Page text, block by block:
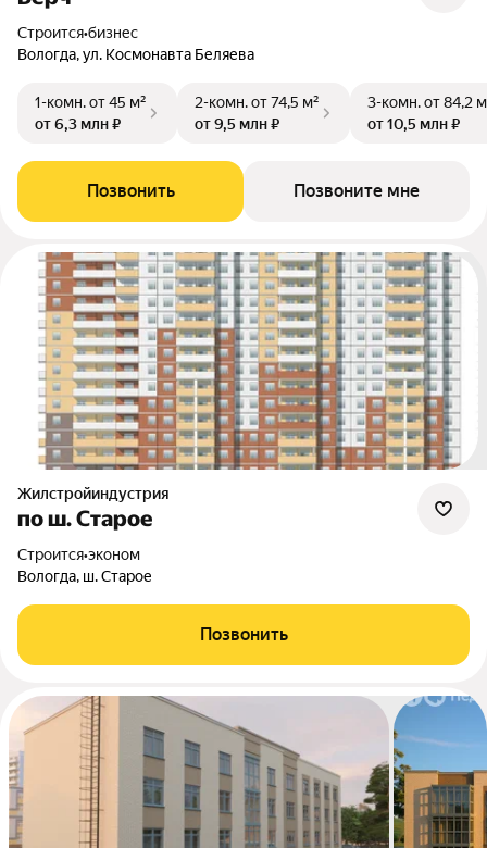
Строится•бизнес
Вологда, ул. Космонавта Беляева
1-комн.от 45 м²
от 6,3 млн ₽
2-комн.от 74,5 м²
от 9,5 млн ₽
3-комн.от 84,2
от 10,5 млн ₽
Позвонить Позвоните мне
Жилстройиндустрия
по ш. Старое
Строится•эконом
Вологда, ш. Старое
Позвонить